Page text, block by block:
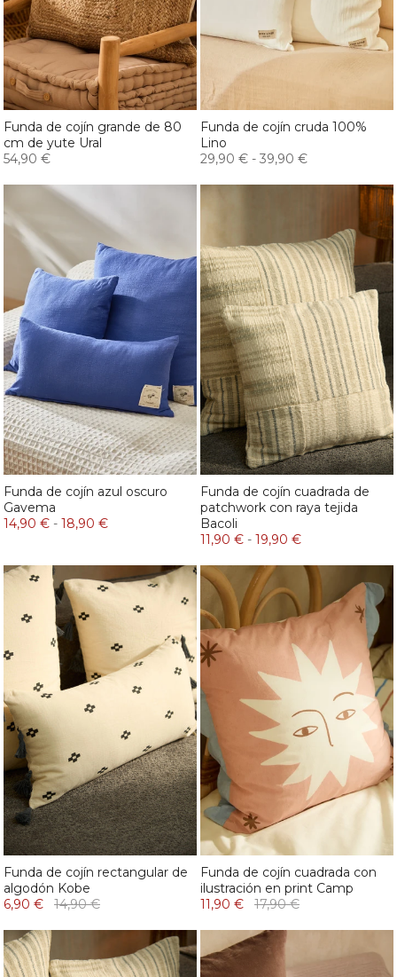
Funda de cojín grande de 80
cm de yute Ural
54,90 €
Funda de cojín cruda 100%
Lino
29,90 € - 39,90 €
Funda de cojín azul oscuro
Gavema
14,90 € - 18,90 €
Funda de cojín cuadrada de
patchwork con raya tejida
Bacoli
11,90 € - 19,90 €
Funda de cojín rectangular de
algodón Kobe
6,90 €
14,90 €
Funda de cojín cuadrada con
ilustración en print Camp
11,90 €
17,90 €